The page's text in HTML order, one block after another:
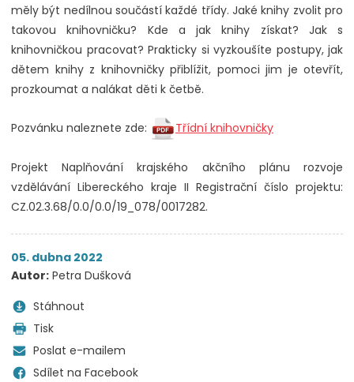
měly být nedílnou součástí každé třídy. Jaké knihy zvolit pro
takovou knihovničku? Kde a jak knihy získat? Jak s
knihovničkou pracovat? Prakticky si vyzkoušíte postupy, jak
dětem knihy z knihovničky přiblížit, pomoci jim je otevřít,
prozkoumat a nalákat děti k četbě.
Pozvánku naleznete zde: Třídní knihovničky
Projekt Naplňování krajského akčního plánu rozvoje
vzdělávání Libereckého kraje II Registrační číslo projektu:
CZ.02.3.68/0.0/0.0/19_078/0017282.
05. dubna 2022
Autor: Petra Dušková
Stáhnout
Tisk
Poslat e-mailem
Sdílet na Facebook